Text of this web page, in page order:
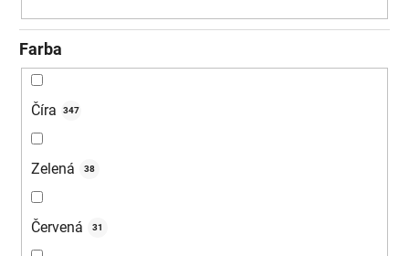
Farba
Číra 347
Zelená 38
Červená 31